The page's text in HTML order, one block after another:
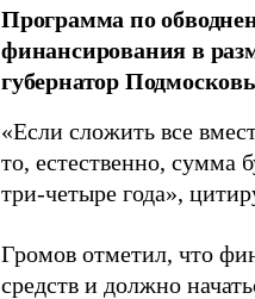
Программа по
финансирования в
губернатор
«Если сложить все
то, естественно, сумма
три-четыре года»,
Громов отметил, что
средств и должно